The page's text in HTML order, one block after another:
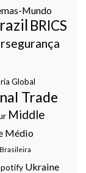
Mundo
BRICS
Global
Trade
Middle
Médio
Ukraine